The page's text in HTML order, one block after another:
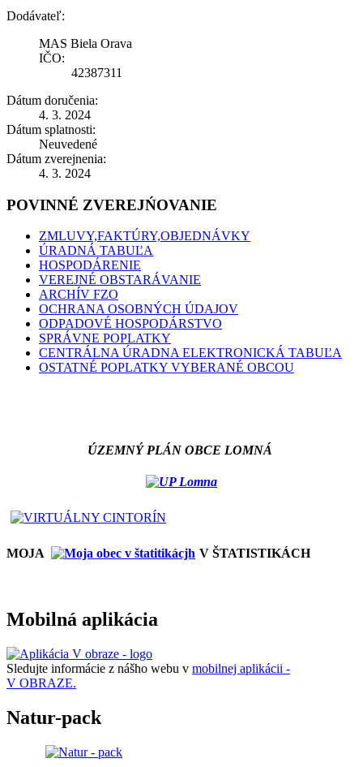
Dodávateľ:
MAS Biela Orava
IČO:
42387311
Dátum doručenia:
4. 3. 2024
Dátum splatnosti:
Neuvedené
Dátum zverejnenia:
4. 3. 2024
POVINNÉ ZVEREJŃOVANIE
ZMLUVY,FAKTÚRY,OBJEDNÁVKY
ÚRADNÁ TABUĽA
HOSPODÁRENIE
VEREJNÉ OBSTARÁVANIE
ARCHÍV FZO
OCHRANA OSOBNÝCH ÚDAJOV
ODPADOVÉ HOSPODÁRSTVO
SPRÁVNE POPLATKY
CENTRÁLNA ÚRADNA ELEKTRONICKÁ TABUĽA
OSTATNÉ POPLATKY VYBERANÉ OBCOU
ÚZEMNÝ PLÁN OBCE LOMNÁ
MOJA V ŠTATISTIKÁCH
Mobilná aplikácia
Sledujte informácie z nášho webu v mobilnej aplikácii -
V OBRAZE.
Natur-pack